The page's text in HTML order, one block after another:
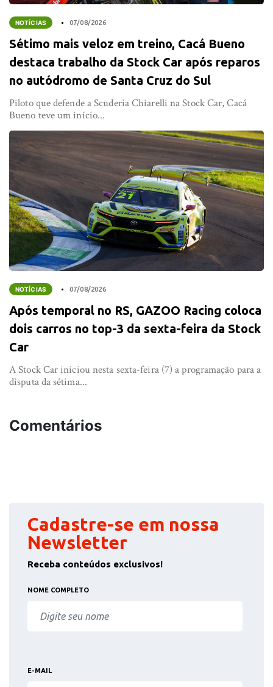
NOTÍCIAS 07/08/2026
Sétimo mais veloz em treino, Cacá Bueno
destaca trabalho da Stock Car após reparos
no autódromo de Santa Cruz do Sul
Piloto que defende a Scuderia Chiarelli na Stock Car, Cacá
Bueno teve um início...
NOTÍCIAS 07/08/2026
Após temporal no RS, GAZOO Racing coloca
dois carros no top-3 da sexta-feira da Stock
Car
A Stock Car iniciou nesta sexta-feira (7) a programação para a
disputa da sétima...
Comentários
Cadastre-se em nossa
Newsletter
Receba conteúdos exclusivos!
NOME COMPLETO
E-MAIL